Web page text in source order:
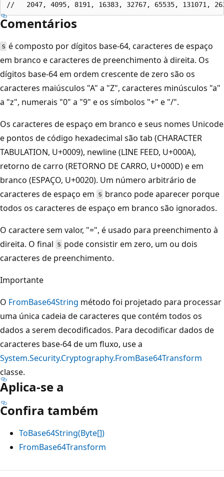
Comentários
s é composto por dígitos base-64, caracteres de espaço
em branco e caracteres de preenchimento à direita. Os
dígitos base-64 em ordem crescente de zero são os
caracteres maiúsculos "A" a "Z", caracteres minúsculos "a"
a "z", numerais "0" a "9" e os símbolos "+" e "/".
Os caracteres de espaço em branco e seus nomes Unicode
e pontos de código hexadecimal são tab (CHARACTER
TABULATION, U+0009), newline (LINE FEED, U+000A),
retorno de carro (RETORNO DE CARRO, U+000D) e em
branco (ESPAÇO, U+0020). Um número arbitrário de
caracteres de espaço em s branco pode aparecer porque
todos os caracteres de espaço em branco são ignorados.
O caractere sem valor, "=", é usado para preenchimento à
direita. O final s pode consistir em zero, um ou dois
caracteres de preenchimento.
Importante
O FromBase64String método foi projetado para processar
uma única cadeia de caracteres que contém todos os
dados a serem decodificados. Para decodificar dados de
caracteres base-64 de um fluxo, use a
System.Security.Cryptography.FromBase64Transform
classe.
Aplica-se a
Confira também
ToBase64String(Byte[])
FromBase64Transform